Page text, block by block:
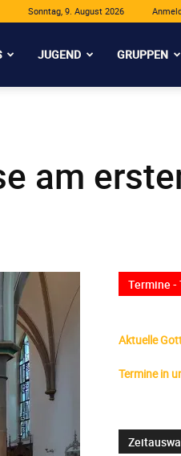
Sonntag, 9. August 2026
JUGEND GRUPPEN
am
Termine -
Aktuelle
Termine in